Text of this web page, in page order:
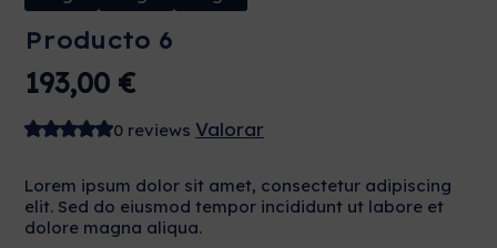
Producto 6
193,00 €
0 reviews Valorar
Lorem ipsum dolor sit amet, consectetur adipiscing
elit. Sed do eiusmod tempor incididunt ut labore et
dolore magna aliqua.